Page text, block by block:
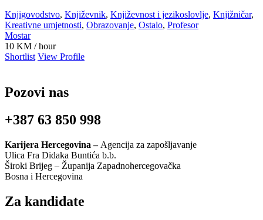
Knjigovodstvo, Književnik, Književnost i jezikoslovlje, Knjižničar,
Kreativne umjetnosti, Obrazovanje, Ostalo, Profesor
Mostar
10 KM / hour
Shortlist View Profile
Pozovi nas
+387 63 850 998
Karijera Hercegovina – Agencija za zapošljavanje
Ulica Fra Didaka Buntića b.b.
Široki Brijeg – Županija Zapadnohercegovačka
Bosna i Hercegovina
Za kandidate